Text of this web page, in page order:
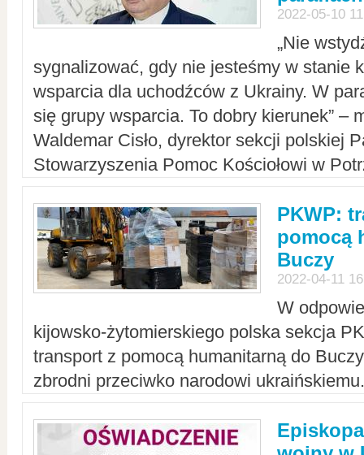
2022-05-10
„Nie
sygnalizować, gdy nie jesteśmy w stanie
wsparcia dla uchodźców z Ukrainy. W
się grupy wsparcia. To dobry kierunek” –
Waldemar Cisło, dyrektor sekcji polskiej
Stowarzyszenia Pomoc Kościołowi w
PKWP:
pomocą
Buczy
2022-04-11
W
kijowsko-żytomierskiego polska sekcja
transport z pomocą humanitarną do
zbrodni przeciwko narodowi